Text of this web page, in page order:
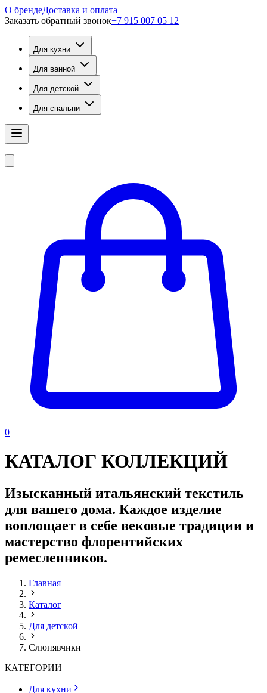
О брендеДоставка и оплата
Заказать обратный звонок+7 915 007 05 12
Для кухни
Для ванной
Для детской
Для спальни
0
КАТАЛОГ КОЛЛЕКЦИЙ
Изысканный итальянский текстиль
для вашего дома. Каждое изделие
воплощает в себе вековые традиции и
мастерство флорентийских
ремесленников.
Главная
Каталог
Для детской
Слюнявчики
КАТЕГОРИИ
Для кухни